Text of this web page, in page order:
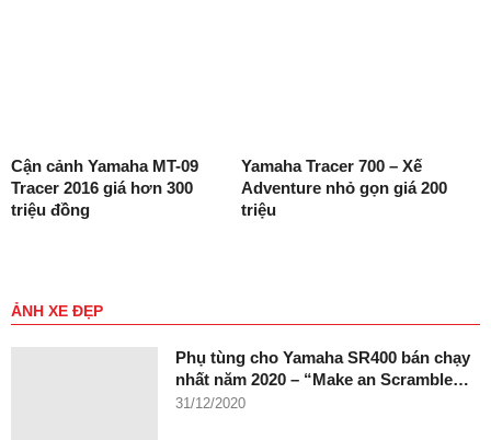
Cận cảnh Yamaha MT-09
Tracer 2016 giá hơn 300
triệu đồng
Yamaha Tracer 700 – Xế
Adventure nhỏ gọn giá 200
triệu
ẢNH XE ĐẸP
Phụ tùng cho Yamaha SR400 bán chạy
nhất năm 2020 – “Make an Scramble…
31/12/2020